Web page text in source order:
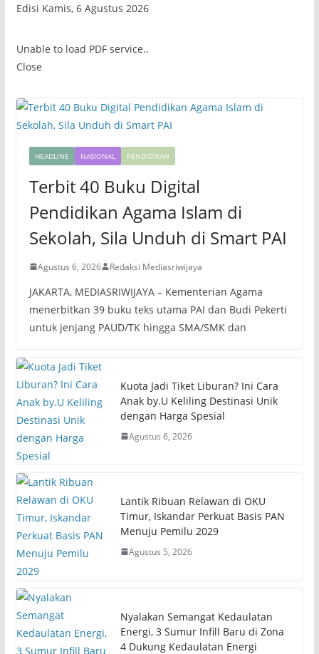
Edisi Kamis, 6 Agustus 2026
Unable to load PDF service..
Close
HEADLINE NASIONAL PENDIDIKAN
Terbit 40 Buku Digital
Pendidikan Agama Islam di
Sekolah, Sila Unduh di Smart PAI
Agustus 6, 2026 Redaksi Mediasriwijaya
JAKARTA, MEDIASRIWIJAYA – Kementerian Agama
menerbitkan 39 buku teks utama PAI dan Budi Pekerti
untuk jenjang PAUD/TK hingga SMA/SMK dan
Kuota Jadi Tiket Liburan? Ini Cara
Anak by.U Keliling Destinasi Unik
dengan Harga Spesial
Agustus 6, 2026
Lantik Ribuan Relawan di OKU
Timur, Iskandar Perkuat Basis PAN
Menuju Pemilu 2029
Agustus 5, 2026
Nyalakan Semangat Kedaulatan
Energi, 3 Sumur Infill Baru di Zona
4 Dukung Kedaulatan Energi